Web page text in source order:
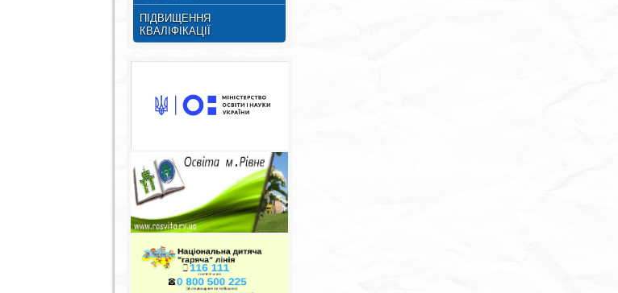
ПІДВИЩЕННЯ
КВАЛІФІКАЦІЇ